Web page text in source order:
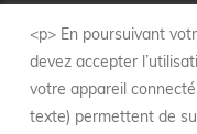
<p> En poursuivant
devez accepter
votre appareil
texte) permettent de